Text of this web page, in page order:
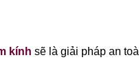
kính sẽ là giải pháp an